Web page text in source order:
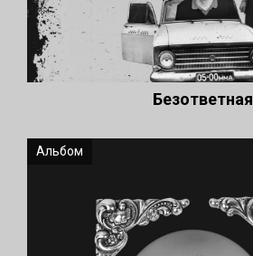
Безответная
Альбом